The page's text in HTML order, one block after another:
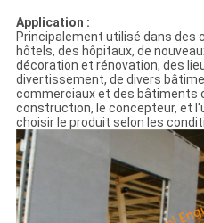
Application :
Principalement utilisé dans des
hôtels, des hôpitaux, de
décoration et rénovation, des
divertissement, de divers
commerciaux et des bâtiments
construction, le concepteur, et
choisir le produit selon les